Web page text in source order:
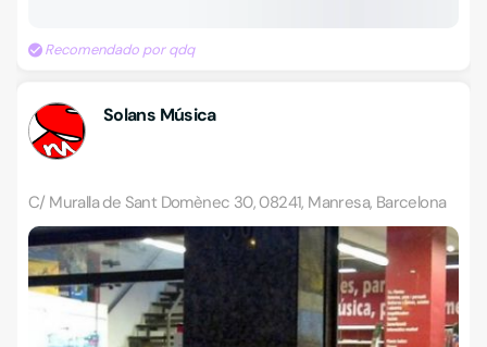
Recomendado por qdq
Solans Música
C/ Muralla de Sant Domènec 30, 08241, Manresa, Barcelona